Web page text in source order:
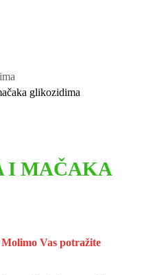
glikozidima
I MAČAKA
Vas potražite